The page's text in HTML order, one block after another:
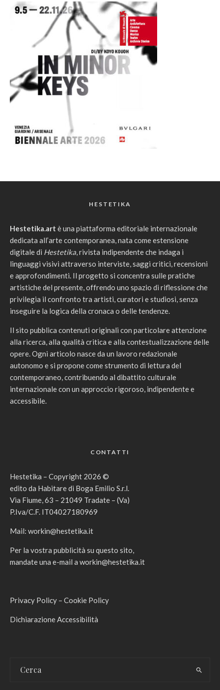
HESTETIKA
Hestetika.art è una piattaforma editoriale internazionale
dedicata all’arte contemporanea, nata come estensione
digitale di Hestetika, rivista indipendente che indaga i
linguaggi visivi attraverso interviste, saggi critici, recensioni
e approfondimenti. Il progetto si concentra sulle pratiche
artistiche del presente, offrendo uno spazio di riflessione che
privilegia il confronto tra artisti, curatori e studiosi, senza
inseguire la logica della cronaca o delle tendenze.
Il sito pubblica contenuti originali con particolare attenzione
alla ricerca, alla qualità critica e alla contestualizzazione delle
opere. Ogni articolo nasce da un lavoro redazionale
autonomo e si propone come strumento di lettura del
contemporaneo, contribuendo al dibattito culturale
internazionale con un approccio rigoroso, indipendente e
accessibile.
CONTATTI
Hestetika – Copyright 2026 ©
edito da Habitare di Boga Emilio S.r.l.
Via Fiume, 63 – 21049 Tradate – (Va)
P.Iva/C.F. IT04027180969
Mail: workin@hestetika.it
Per la vostra pubblicità su questo sito,
mandate una e-mail a workin@hestetika.it
Privacy Policy – Cookie Policy
Dichiarazione Accessibilità